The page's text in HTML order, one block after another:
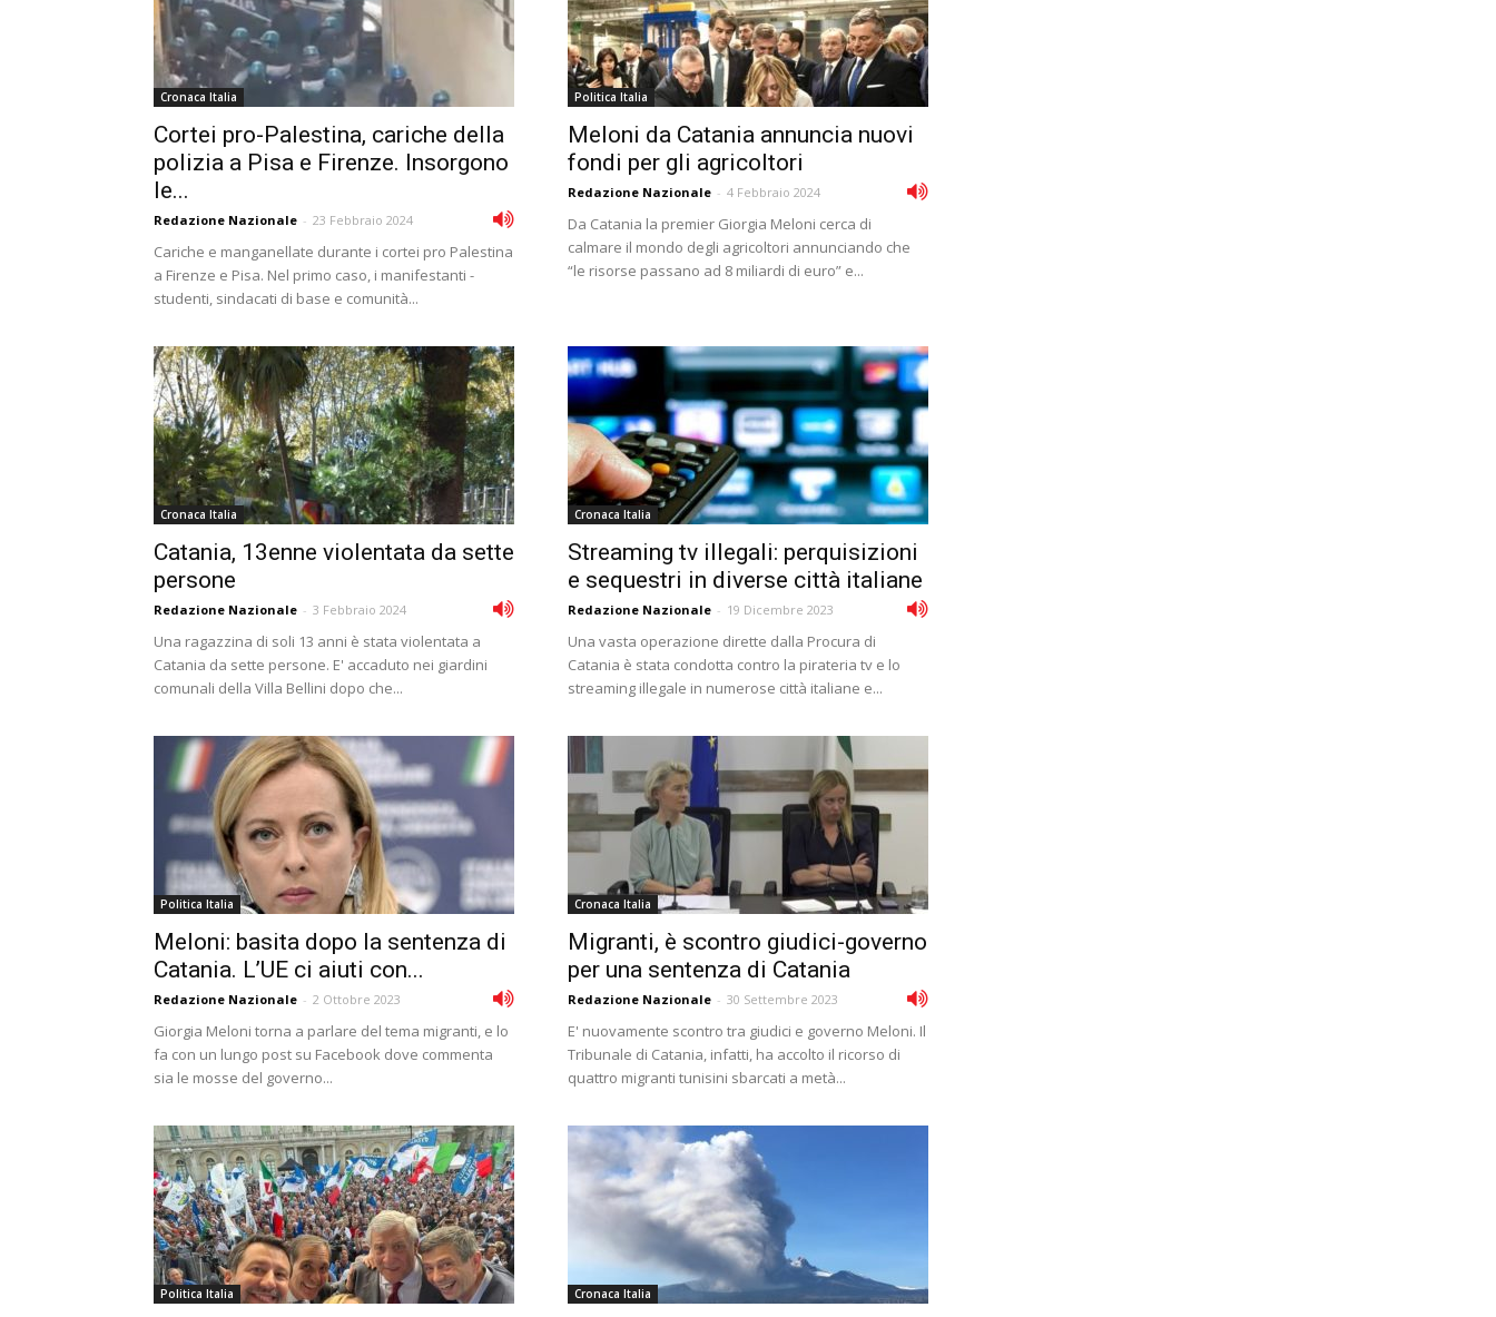
Cronaca Italia
Cortei pro-Palestina, cariche della
polizia a Pisa e Firenze. Insorgono
le...
Redazione Nazionale - 23 Febbraio 2024
Cariche e manganellate durante i cortei pro Palestina
a Firenze e Pisa. Nel primo caso, i manifestanti -
studenti, sindacati di base e comunità...
Politica Italia
Meloni da Catania annuncia nuovi
fondi per gli agricoltori
Redazione Nazionale - 4 Febbraio 2024
Da Catania la premier Giorgia Meloni cerca di
calmare il mondo degli agricoltori annunciando che
“le risorse passano ad 8 miliardi di euro” e...
Cronaca Italia
Catania, 13enne violentata da sette
persone
Redazione Nazionale - 3 Febbraio 2024
Una ragazzina di soli 13 anni è stata violentata a
Catania da sette persone. E' accaduto nei giardini
comunali della Villa Bellini dopo che...
Cronaca Italia
Streaming tv illegali: perquisizioni
e sequestri in diverse città italiane
Redazione Nazionale - 19 Dicembre 2023
Una vasta operazione dirette dalla Procura di
Catania è stata condotta contro la pirateria tv e lo
streaming illegale in numerose città italiane e...
Politica Italia
Meloni: basita dopo la sentenza di
Catania. L’UE ci aiuti con...
Redazione Nazionale - 2 Ottobre 2023
Giorgia Meloni torna a parlare del tema migranti, e lo
fa con un lungo post su Facebook dove commenta
sia le mosse del governo...
Cronaca Italia
Migranti, è scontro giudici-governo
per una sentenza di Catania
Redazione Nazionale - 30 Settembre 2023
E' nuovamente scontro tra giudici e governo Meloni. Il
Tribunale di Catania, infatti, ha accolto il ricorso di
quattro migranti tunisini sbarcati a metà...
Politica Italia Cronaca Italia